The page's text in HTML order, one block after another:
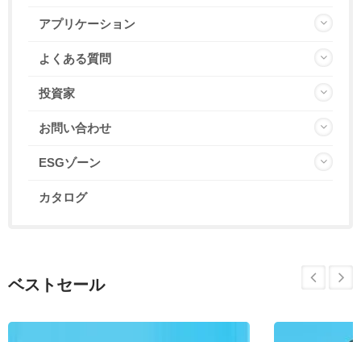
アプリケーション
よくある質問
投資家
お問い合わせ
ESGゾーン
カタログ
ベストセール